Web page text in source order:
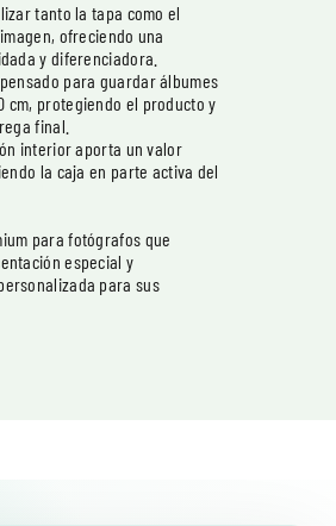
tanto la tapa como el
ofreciendo una
y diferenciadora.
para guardar álbumes
cm, protegiendo el producto y
final.
interior aporta un valor
la caja en parte activa del
para fotógrafos que
especial y
para sus